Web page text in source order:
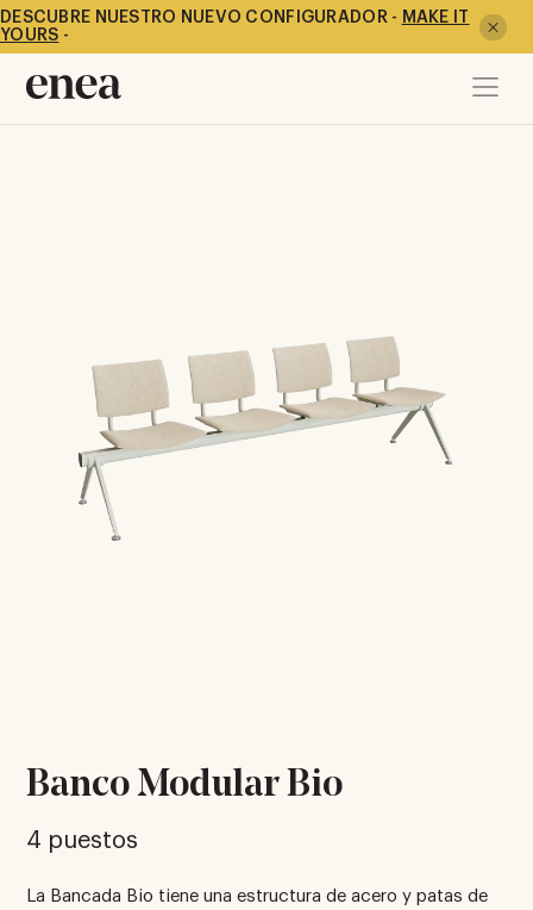
DESCUBRE NUESTRO NUEVO CONFIGURADOR - MAKE IT
YOURS -
Banco Modular Bio
4 puestos
La Bancada Bio tiene una estructura de acero y patas de